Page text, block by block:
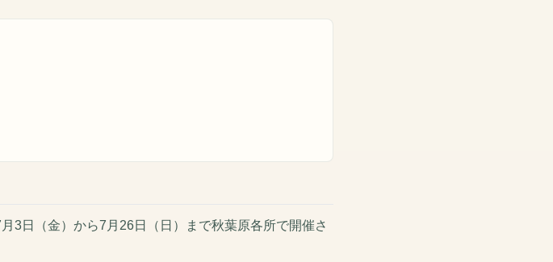
3日（金）から7月26日（日）まで秋葉原各所で開催さ